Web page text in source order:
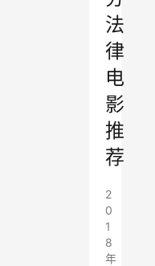
法
律
电
影
推
荐
2
0
1
8
年